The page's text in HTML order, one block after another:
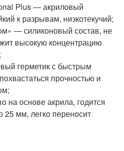
Plus — акриловый
к разрывам, низкотекучий;
— силиконовый состав, не
высокую концентрацию
герметик с быстрым
прочностью и
на основе акрила, годится
25 мм, легко переносит